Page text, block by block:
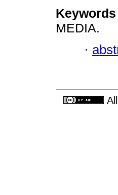
Keywords
MEDIA.
·